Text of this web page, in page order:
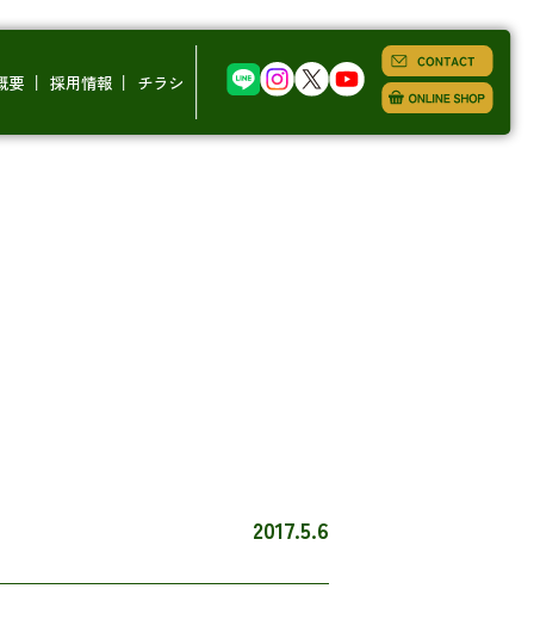
要 採用情報 チラシ
2017.5.6